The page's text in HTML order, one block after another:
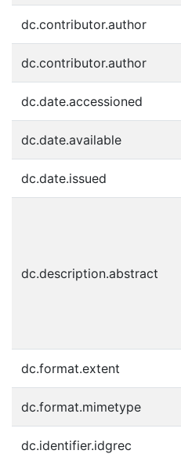
dc.contributor.author
dc.contributor.author
dc.date.accessioned
dc.date.available
dc.date.issued
dc.description.abstract
dc.format.extent
dc.format.mimetype
dc.identifier.idgrec